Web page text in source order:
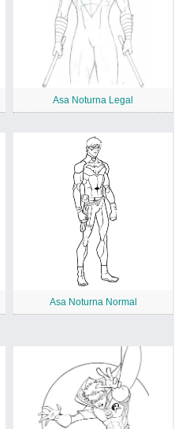
Asa Noturna Legal
Asa Noturna Normal